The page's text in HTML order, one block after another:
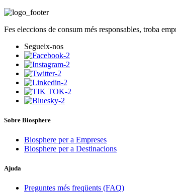
Fes eleccions de consum més responsables, troba
Segueix-nos
Sobre Biosphere
Biosphere per a Empreses
Biosphere per a Destinacions
Ajuda
Preguntes més freqüents (FAQ)